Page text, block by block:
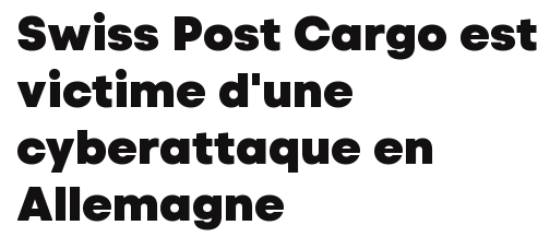
Swiss Post Cargo est
victime d'une
cyberattaque en
Allemagne